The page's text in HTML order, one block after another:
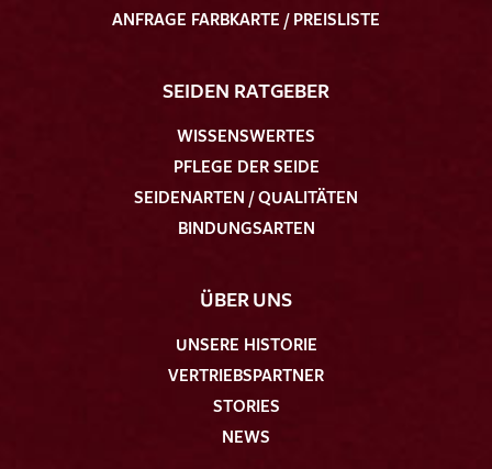
ANFRAGE FARBKARTE / PREISLISTE
SEIDEN RATGEBER
WISSENSWERTES
PFLEGE DER SEIDE
SEIDENARTEN / QUALITÄTEN
BINDUNGSARTEN
ÜBER UNS
UNSERE HISTORIE
VERTRIEBSPARTNER
STORIES
NEWS